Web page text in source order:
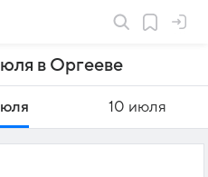
в Оргееве
10 июля